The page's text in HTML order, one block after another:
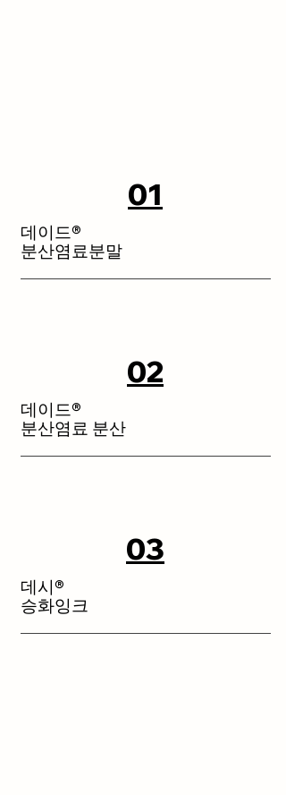
01
데이드®
분산염료분말
02
데이드®
분산염료 분산
03
데시®
승화잉크